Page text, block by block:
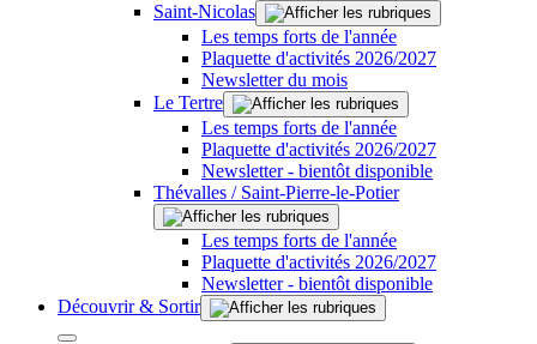
Saint-Nicolas
Les temps forts de l'année
Plaquette d'activités 2026/2027
Newsletter du mois
Le Tertre
Les temps forts de l'année
Plaquette d'activités 2026/2027
Newsletter - bientôt disponible
Thévalles / Saint-Pierre-le-Potier
Les temps forts de l'année
Plaquette d'activités 2026/2027
Newsletter - bientôt disponible
Découvrir & Sortir